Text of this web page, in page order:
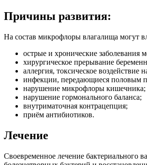
Причины развития:
На состав микрофлоры влагалища могут
острые и хронические заболевания
хирургическое прерывание
аллергия, токсическое воздействие
инфекции, передающиеся половым
нарушение микрофлоры кишечника;
нарушение гормонального баланса;
внутриматочная контрацепция;
приём антибиотиков.
Лечение
Своевременное лечение бактериального